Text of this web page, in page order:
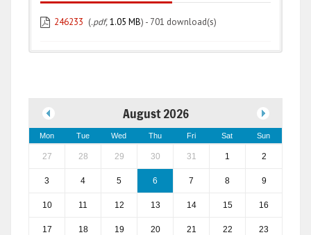
246233 (.pdf,1.05 MB) - 701 download(s)
August 2026
Mon Tue Wed Thu Fri Sat Sun
27 28 29 30 31 1 2
3 4 5 6 7 8 9
10 11 12 13 14 15 16
17 18 19 20 21 22 23